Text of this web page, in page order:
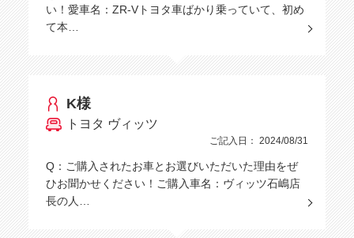
い！愛車名：ZR-Vトヨタ車ばかり乗っていて、初め
て本…
K様
トヨタ ヴィッツ
ご記入日： 2024/08/31
Q：ご購入されたお車とお選びいただいた理由をぜ
ひお聞かせください！ご購入車名：ヴィッツ石嶋店
長の人…